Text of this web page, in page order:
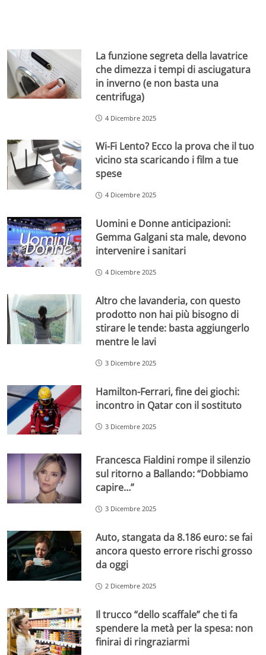
La funzione segreta della lavatrice
che dimezza i tempi di asciugatura
in inverno (e non basta una
centrifuga)
4 Dicembre 2025
Wi-Fi Lento? Ecco la prova che il tuo
vicino sta scaricando i film a tue
spese
4 Dicembre 2025
Uomini e Donne anticipazioni:
Gemma Galgani sta male, devono
intervenire i sanitari
4 Dicembre 2025
Altro che lavanderia, con questo
prodotto non hai più bisogno di
stirare le tende: basta aggiungerlo
mentre le lavi
3 Dicembre 2025
Hamilton-Ferrari, fine dei giochi:
incontro in Qatar con il sostituto
3 Dicembre 2025
Francesca Fialdini rompe il silenzio
sul ritorno a Ballando: “Dobbiamo
capire…”
3 Dicembre 2025
Auto, stangata da 8.186 euro: se fai
ancora questo errore rischi grosso
da oggi
2 Dicembre 2025
Il trucco “dello scaffale” che ti fa
spendere la metà per la spesa: non
finirai di ringraziarmi